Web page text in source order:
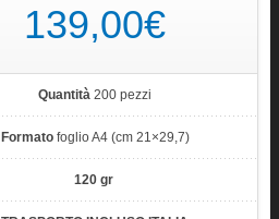
139,00€
Quantità 200 pezzi
Formatofoglio A4 (cm 21×29,7)
120 gr